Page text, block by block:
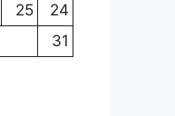
24
25
31